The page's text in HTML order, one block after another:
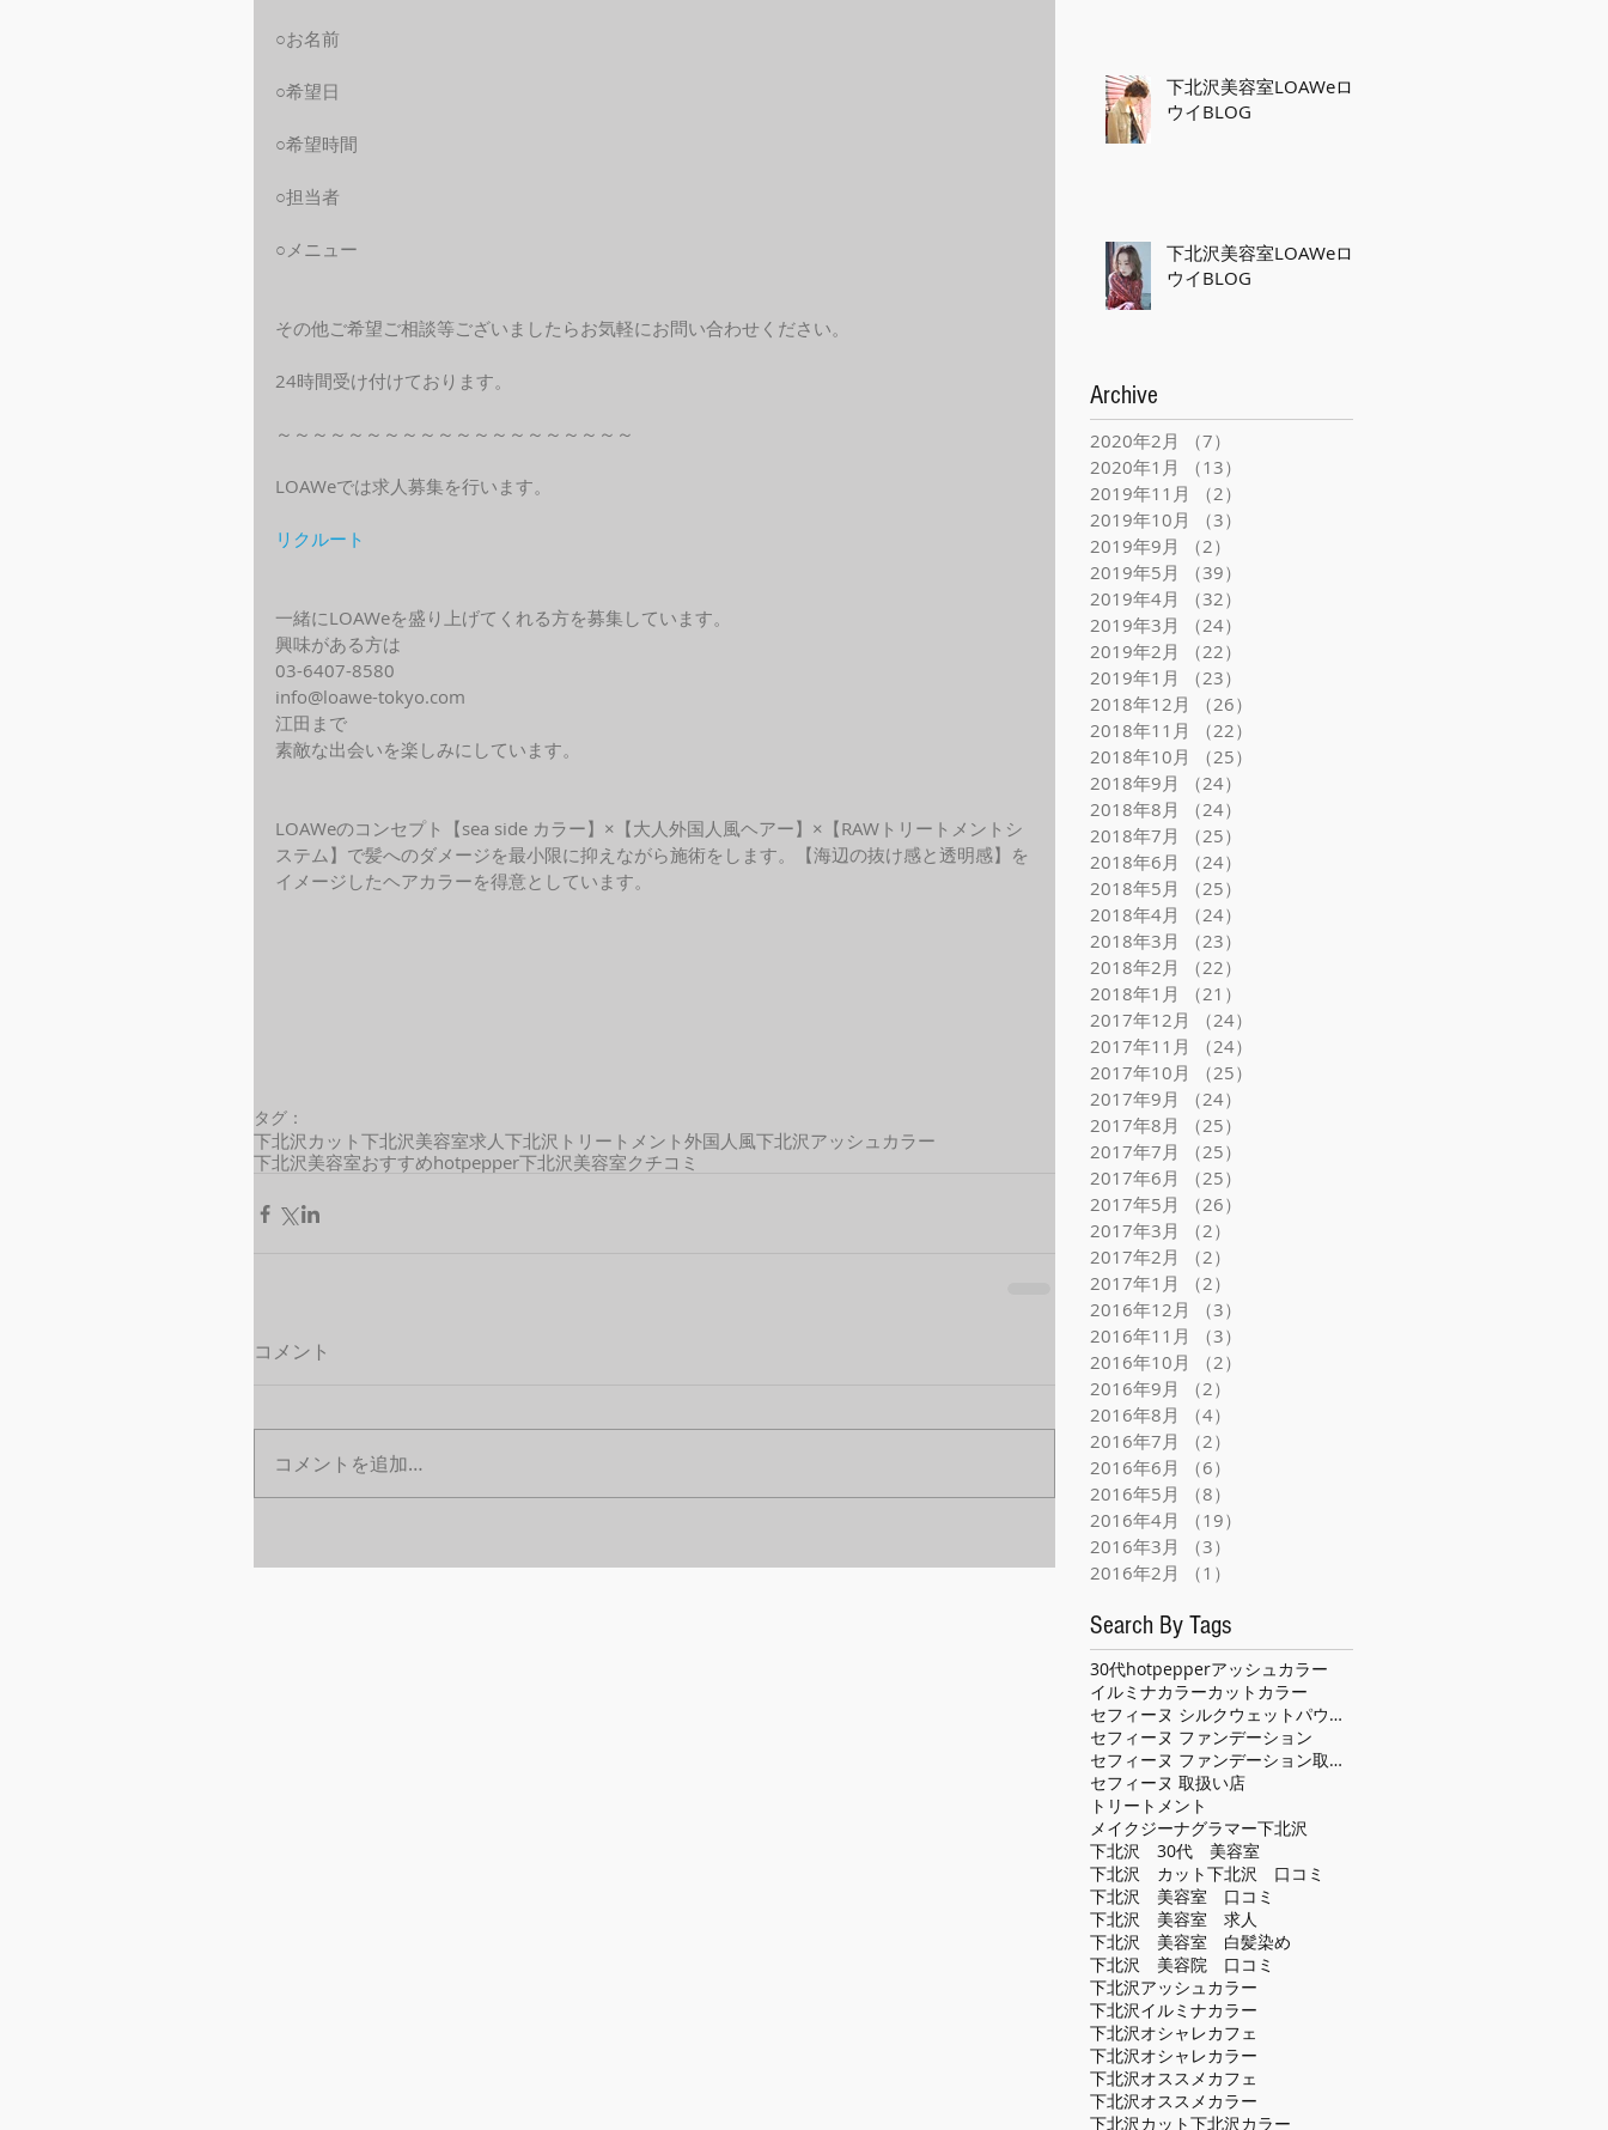
○お名前
○希望日
○希望時間
○担当者
○メニュー
その他ご希望ご相談等ございましたらお気軽にお問い合わせください。
24時間受け付けております。
～～～～～～～～～～～～～～～～～～～～
LOAWeでは求人募集を行います。
リクルート
一緒にLOAWeを盛り上げてくれる方を募集しています。
興味がある方は
03-6407-8580
info@loawe-tokyo.com
江田まで
素敵な出会いを楽しみにしています。
LOAWeのコンセプト【sea side カラー】×【大人外国人風ヘアー】×【RAWトリートメントシ
ステム】で髪へのダメージを最小限に抑えながら施術をします。【海辺の抜け感と透明感】を
イメージしたヘアカラーを得意としています。
タグ：
下北沢カット 下北沢美容室求人下北沢トリートメント 外国人風下北沢アッシュカラー
下北沢美容室おすすめhotpepper下北沢美容室クチコミ
コメント
コメントを追加…
下北沢美容室LOAWeロ
ウイBLOG
下北沢美容室LOAWeロ
ウイBLOG
Archive
2020年2月 （7）
2020年1月
（13）
2019年11月
（2）
2019年10月
（3）
2019年9月
（2）
2019年5月
（39）
2019年4月
（32）
2019年3月
（24）
2019年2月
（22）
2019年1月
（23）
2018年12月
（26）
2018年11月
（22）
2018年10月
（25）
2018年9月
（24）
2018年8月
（24）
2018年7月
（25）
2018年6月
（24）
2018年5月
（25）
2018年4月
（24）
2018年3月
（23）
2018年2月
（22）
2018年1月
（21）
2017年12月
（24）
2017年11月
（24）
2017年10月
（25）
2017年9月
（24）
2017年8月
（25）
2017年7月
（25）
2017年6月
（25）
2017年5月
（26）
2017年3月
（2）
2017年2月
（2）
2017年1月
（2）
2016年12月
（3）
2016年11月
（3）
2016年10月
（2）
2016年9月
（2）
2016年8月
（4）
2016年7月
（2）
2016年6月
（6）
2016年5月
（8）
2016年4月
（19）
2016年3月
（3）
2016年2月
（1）
Search By Tags
30代hotpepperアッシュカラー
イルミナカラーカット カラー
セフィーヌ シルクウェットパウダー
セフィーヌ ファンデーション
セフィーヌ ファンデーション取扱い店
セフィーヌ 取扱い店
トリートメント
メイクジーナグラマー下北沢
下北沢 30代 美容室
下北沢 カット下北沢 口コミ
下北沢 美容室 口コミ
下北沢 美容室 求人
下北沢 美容室 白髪染め
下北沢 美容院 口コミ
下北沢アッシュカラー
下北沢イルミナカラー
下北沢オシャレカフェ
下北沢オシャレカラー
下北沢オススメカフェ
下北沢オススメカラー
下北沢カット下北沢カラー